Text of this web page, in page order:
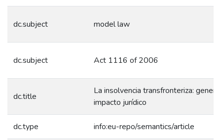
dc.subject model law
dc.subject Act 1116 of 2006
dc.title
La insolvencia transfronteriza:
impacto jurídico
dc.type info:eu-repo/semantics/article